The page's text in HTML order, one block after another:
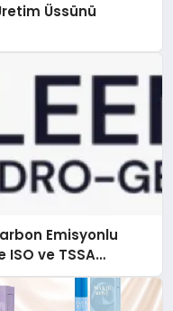
Üssünü
Emisyonlu
ve TSSA